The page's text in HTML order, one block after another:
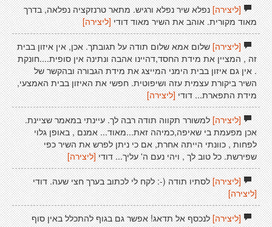
[ליצירה]נפלא שיר נפלא ורגיש. מתאר טרנזקציה נפלאה, בדרך
מאוד מקורית. אוהב את השיר מאוד דודי [ליצירה]
[ליצירה]שלום אמא שלום תודה על תגובתך. אכן, אין איזון בבית
זה , המציין את מידת החסד,דהיינו אהבה ונתינה אין סופית....חונקת
. אין גם איזון בבית הימני המייצג את מידת הגבורה ובהקשר של
השיר ביקורת עצמית עזה ושיפוטית. חפשי את האיזון בבית האמצעי,
מידת התפארת... דודי [ליצירה]
[ליצירה]למשורר תקווה תודה רבה לך. עיינתי במאמר שציינת.
אכן מפעמת בי שאיפה,כמיהה זאת...מאוד... אמנם , באופן גלוי
לפחות , כוונתי הייתה אחרת, אם כי ניתן לפרש את השיר כפי
שפירשת. כל טוב לך , ויהי נעם ה' עליך... דודי [ליצירה]
[ליצירה]לסתיו תודה (-: לקח לי לכתוב בערך חצי שעה. דודי
[ליצירה]
[ליצירה]לנכסף אל תדאג! אפשר גם בגוף להתכלל באין סוף